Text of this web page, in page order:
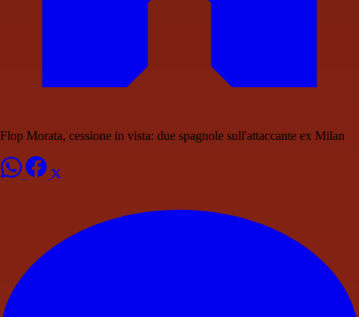
Flop Morata, cessione in vista: due spagnole sull'attaccante ex Milan